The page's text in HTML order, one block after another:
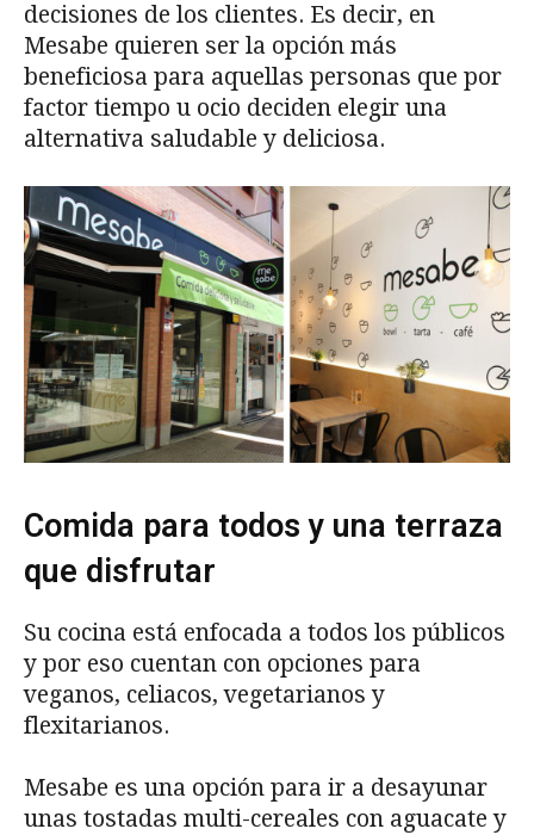
decisiones de los clientes. Es decir, en
Mesabe quieren ser la opción más
beneficiosa para aquellas personas que por
factor tiempo u ocio deciden elegir una
alternativa saludable y deliciosa.
Comida para todos y una terraza
que disfrutar
Su cocina está enfocada a todos los públicos
y por eso cuentan con opciones para
veganos, celiacos, vegetarianos y
flexitarianos.
Mesabe es una opción para ir a desayunar
unas tostadas multi-cereales con aguacate y